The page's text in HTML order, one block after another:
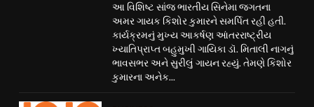
આ વિશિષ્ટ સાંજ ભારતીય સિનેમા જગતના
અમર ગાયક કિશોર કુમારને સમર્પિત રહી હતી.
કાર્યક્રમનું મુખ્ય આકર્ષણ આંતરરાષ્ટ્રીય
ખ્યાતિપ્રાપ્ત બહુમુખી ગાયિકા ડૉ. મિતાલી નાગનું
ભાવસભર અને સુરીલું ગાયન રહ્યું. તેમણે કિશોર
કુમારના અનેક...